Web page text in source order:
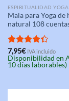
ESPIRITUALIDAD YOGA
Mala para Yoga de
natural 108
Valorado
con4.33
de 5
7,95€ IVA incluido
Disponibilidad en
10 días laborables)